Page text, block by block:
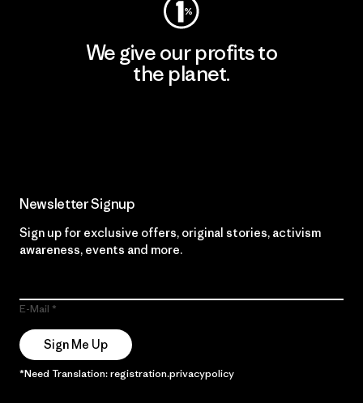
We give our profits to
the planet.
Newsletter Signup
Sign up for exclusive offers, original stories, activism
awareness, events and more.
E-Mail
Sign Me Up
*Need Translation: registration.privacypolicy